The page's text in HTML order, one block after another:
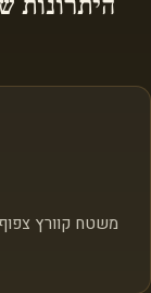
משטח קוורץ